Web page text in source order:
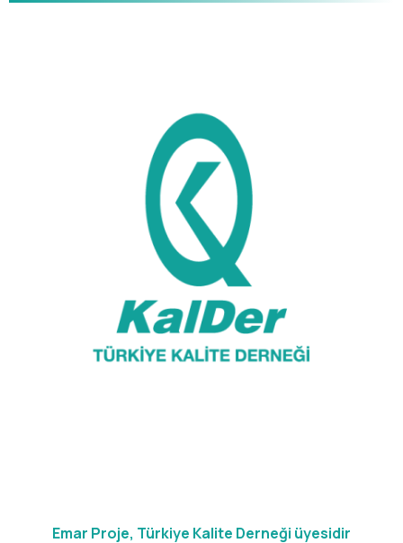
Emar Proje, Türkiye Kalite Derneği üyesidir